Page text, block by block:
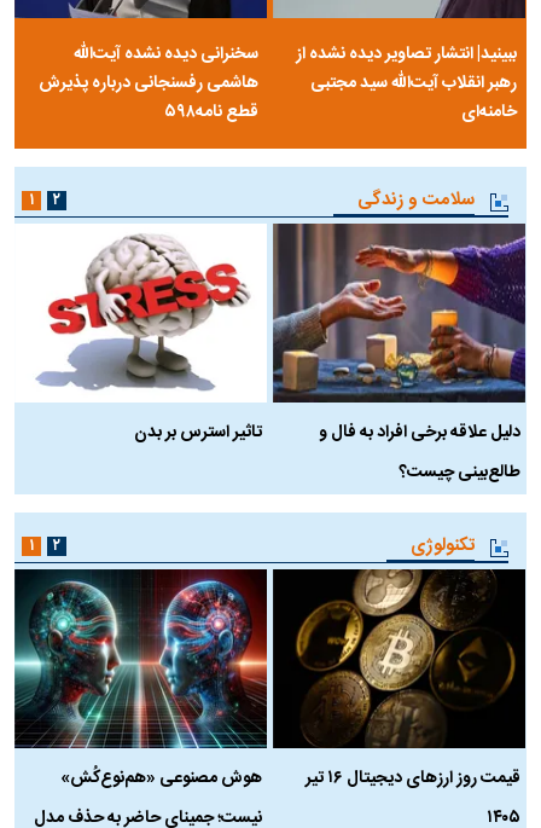
ببینید| انتشار تصاویر دیده نشده از
رهبر انقلاب آیت‌الله سید مجتبی
خامنه‌ای
سخنرانی دیده نشده آیت‌الله
هاشمی رفسنجانی درباره پذیرش
قطع نامه۵۹۸
سلامت و زندگی
دلیل علاقه برخی افراد به فال و
طالع‌بینی چیست؟
تاثیر استرس بر بدن
۱ ۲
تکنولوژی
قیمت روز ارز‌های دیجیتال ۱۶ تیر
۱۴۰۵
هوش مصنوعی «هم‌نوع‌کُش»
نیست؛ جمینای حاضر به حذف مدل
۱ ۲